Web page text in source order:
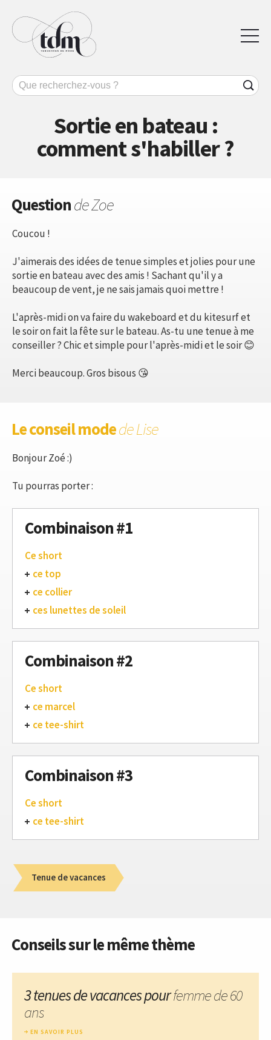
Sortie en bateau :
comment s'habiller ?
Questionde Zoe
Coucou !
J'aimerais des idées de tenue simples et jolies pour une
sortie en bateau avec des amis ! Sachant qu'il y a
beaucoup de vent, je ne sais jamais quoi mettre !
L'après-midi on va faire du wakeboard et du kitesurf et
le soir on fait la fête sur le bateau. As-tu une tenue à me
conseiller ? Chic et simple pour l'après-midi et le soir 😊
Merci beaucoup. Gros bisous 😘
Le conseil modede Lise
Bonjour Zoé :)
Tu pourras porter :
Combinaison #1
Ce short
ce top
ce collier
ces lunettes de soleil
Combinaison #2
Ce short
ce marcel
ce tee-shirt
Combinaison #3
Ce short
ce tee-shirt
Tenue de vacances
Conseils sur le même thème
3 tenues de vacances pourfemme de 60
ans
EN SAVOIR PLUS